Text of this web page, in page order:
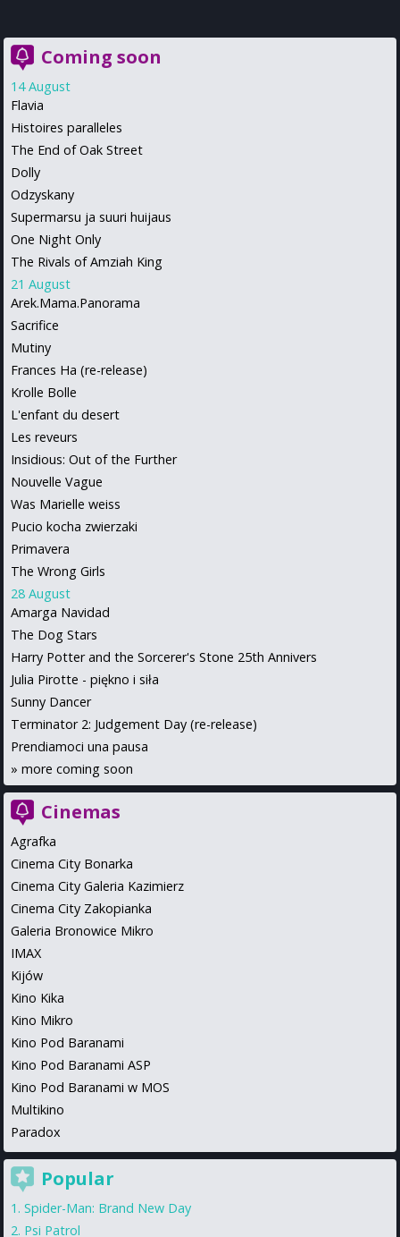
Coming soon
14 August
Flavia
Histoires paralleles
The End of Oak Street
Dolly
Odzyskany
Supermarsu ja suuri huijaus
One Night Only
The Rivals of Amziah King
21 August
Arek.Mama.Panorama
Sacrifice
Mutiny
Frances Ha (re-release)
Krolle Bolle
L'enfant du desert
Les reveurs
Insidious: Out of the Further
Nouvelle Vague
Was Marielle weiss
Pucio kocha zwierzaki
Primavera
The Wrong Girls
28 August
Amarga Navidad
The Dog Stars
Harry Potter and the Sorcerer's Stone 25th Annivers
Julia Pirotte - piękno i siła
Sunny Dancer
Terminator 2: Judgement Day (re-release)
Prendiamoci una pausa
» more coming soon
Cinemas
Agrafka
Cinema City Bonarka
Cinema City Galeria Kazimierz
Cinema City Zakopianka
Galeria Bronowice Mikro
IMAX
Kijów
Kino Kika
Kino Mikro
Kino Pod Baranami
Kino Pod Baranami ASP
Kino Pod Baranami w MOS
Multikino
Paradox
Popular
Spider-Man: Brand New Day
Psi Patrol